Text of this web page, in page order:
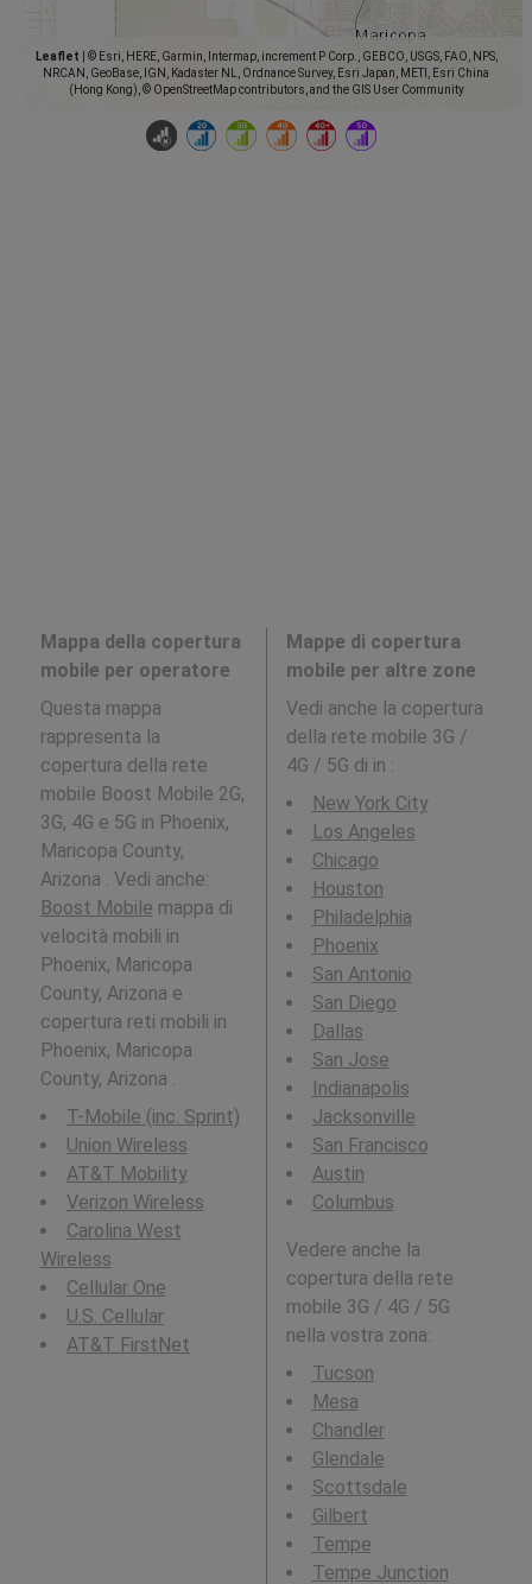
Leaflet
© Esri, HERE, Garmin, Intermap, increment P Corp., GEBCO, USGS, FAO, NPS,
NRCAN, GeoBase, IGN, Kadaster NL, Ordnance Survey, Esri Japan, METI, Esri China
(Hong Kong), © OpenStreetMap contributors, and the GIS User Community
Mappa della copertura
mobile per operatore
Questa mappa
rappresenta la
copertura della rete
mobile Boost Mobile 2G,
3G, 4G e 5G in Phoenix,
Maricopa County,
Arizona . Vedi anche:
Boost Mobile mappa di
velocità mobili in
Phoenix, Maricopa
County, Arizona e
copertura reti mobili in
Phoenix, Maricopa
County, Arizona .
T-Mobile (inc. Sprint)
Union Wireless
AT&T Mobility
Verizon Wireless
Carolina West
Wireless
Cellular One
U.S. Cellular
AT&T FirstNet
Mappe di copertura
mobile per altre zone
Vedi anche la copertura
della rete mobile 3G /
4G / 5G di in :
New York City
Los Angeles
Chicago
Houston
Philadelphia
Phoenix
San Antonio
San Diego
Dallas
San Jose
Indianapolis
Jacksonville
San Francisco
Austin
Columbus
Vedere anche la
copertura della rete
mobile 3G / 4G / 5G
nella vostra zona:
Tucson
Mesa
Chandler
Glendale
Scottsdale
Gilbert
Tempe
Tempe Junction